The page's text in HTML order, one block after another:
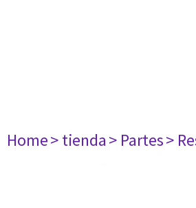
Home> tienda> Partes>